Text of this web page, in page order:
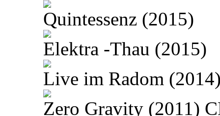
Quintessenz (2015)
Elektra -Thau (2015)
Live im Radom
Zero Gravity (2011)